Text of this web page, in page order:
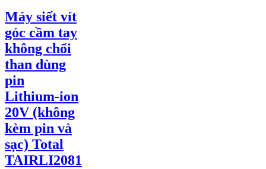
Máy siết vít
góc cầm tay
không chổi
than dùng
pin
Lithium-ion
20V (không
kèm pin và
sạc) Total
TAIRLI2081